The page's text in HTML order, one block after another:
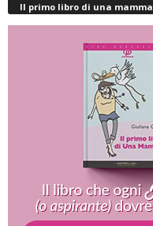
Il primo libro di una mamma